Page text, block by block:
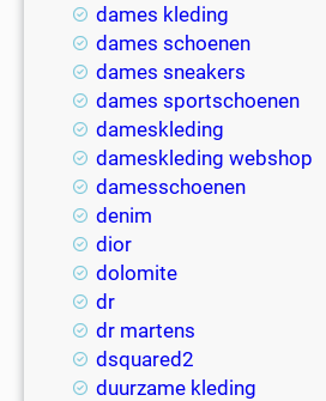
dames kleding
dames schoenen
dames sneakers
dames sportschoenen
dameskleding
dameskleding webshop
damesschoenen
denim
dior
dolomite
dr
dr martens
dsquared2
duurzame kleding